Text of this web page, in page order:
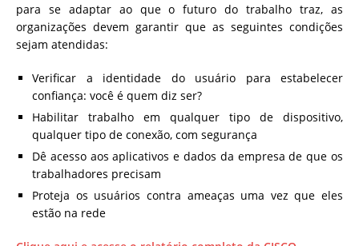
para se adaptar ao que o futuro do trabalho traz, as
organizações devem garantir que as seguintes condições
sejam atendidas:
Verificar a identidade do usuário para estabelecer
confiança: você é quem diz ser?
Habilitar trabalho em qualquer tipo de dispositivo,
qualquer tipo de conexão, com segurança
Dê acesso aos aplicativos e dados da empresa de que os
trabalhadores precisam
Proteja os usuários contra ameaças uma vez que eles
estão na rede